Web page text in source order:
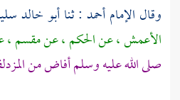
وقال الإمامأحمد : ثناأبو خالد
الأعمش، عنالحكم، عنمقسم
صلى الله عليه وسلم أفاض من